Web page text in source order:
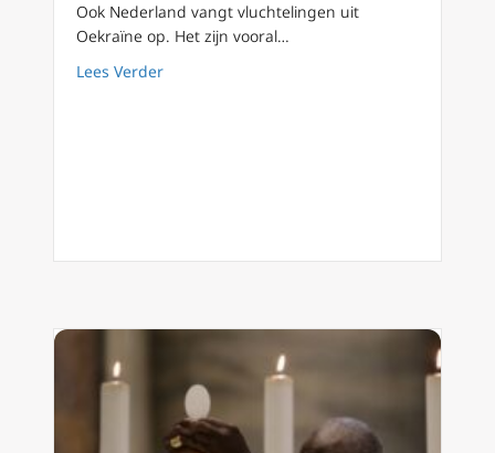
Ook Nederland vangt vluchtelingen uit
Oekraïne op. Het zijn vooral…
Lees Verderabout The ‘big re-awokening’ – Waar is de